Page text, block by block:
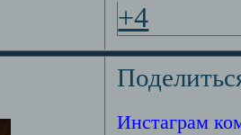
+4
Инстаграм